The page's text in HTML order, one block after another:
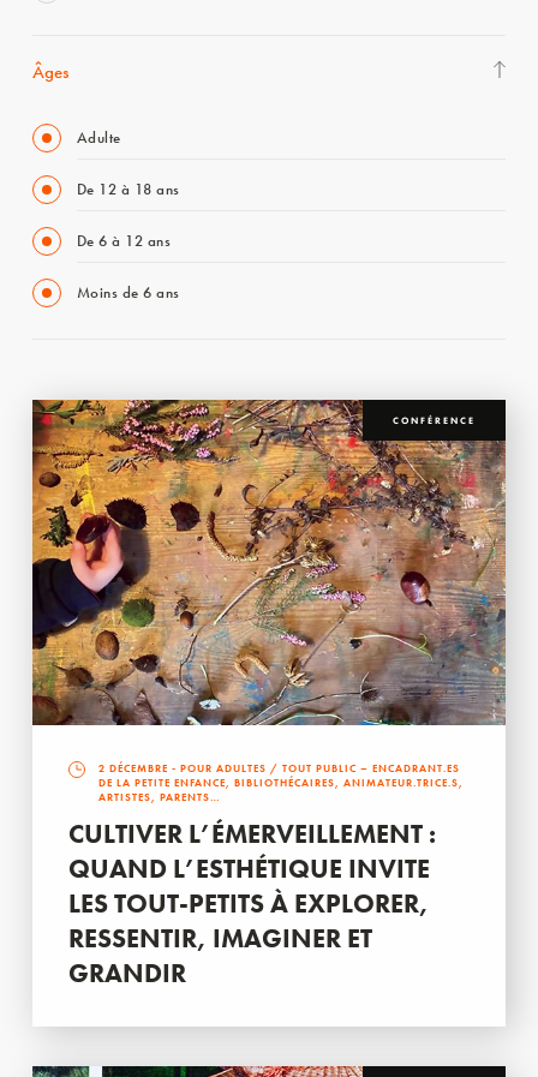
Âges
Adulte
De 12 à 18 ans
De 6 à 12 ans
Moins de 6 ans
CONFÉRENCE
2 DÉCEMBRE - POUR ADULTES / TOUT PUBLIC – ENCADRANT.ES
DE LA PETITE ENFANCE, BIBLIOTHÉCAIRES, ANIMATEUR.TRICE.S,
ARTISTES, PARENTS…
CULTIVER L’ÉMERVEILLEMENT :
QUAND L’ESTHÉTIQUE INVITE
LES TOUT-PETITS À EXPLORER,
RESSENTIR, IMAGINER ET
GRANDIR